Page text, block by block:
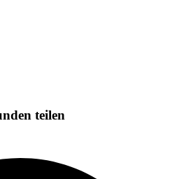
teilen